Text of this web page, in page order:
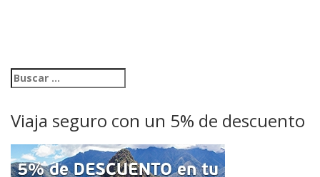
Viaja seguro con un 5% de descuento